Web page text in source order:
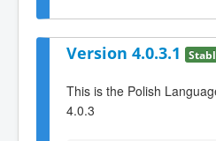
Version 4.0.3.1
This is the Polish
4.0.3